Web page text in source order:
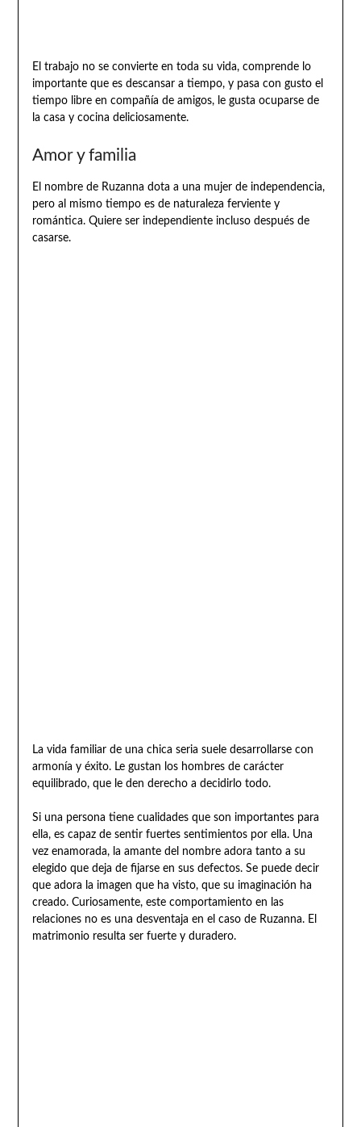
El trabajo no se convierte en toda su vida, comprende lo
importante que es descansar a tiempo, y pasa con gusto el
tiempo libre en compañía de amigos, le gusta ocuparse de
la casa y cocina deliciosamente.
Amor y familia
El nombre de Ruzanna dota a una mujer de independencia,
pero al mismo tiempo es de naturaleza ferviente y
romántica. Quiere ser independiente incluso después de
casarse.
La vida familiar de una chica seria suele desarrollarse con
armonía y éxito. Le gustan los hombres de carácter
equilibrado, que le den derecho a decidirlo todo.
Si una persona tiene cualidades que son importantes para
ella, es capaz de sentir fuertes sentimientos por ella. Una
vez enamorada, la amante del nombre adora tanto a su
elegido que deja de fijarse en sus defectos. Se puede decir
que adora la imagen que ha visto, que su imaginación ha
creado. Curiosamente, este comportamiento en las
relaciones no es una desventaja en el caso de Ruzanna. El
matrimonio resulta ser fuerte y duradero.